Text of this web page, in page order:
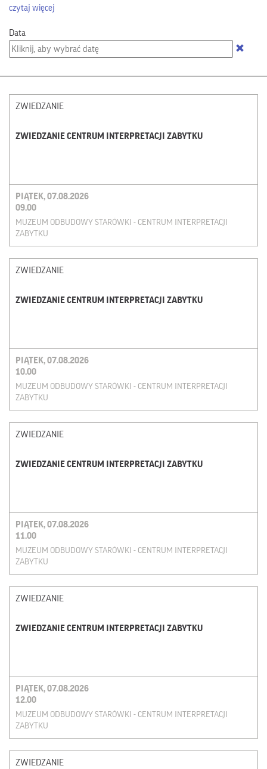
czytaj więcej
Data
ZWIEDZANIE
ZWIEDZANIE CENTRUM INTERPRETACJI ZABYTKU
PIĄTEK, 07.08.2026
09.00
MUZEUM ODBUDOWY STARÓWKI - CENTRUM INTERPRETACJI
ZABYTKU
ZWIEDZANIE
ZWIEDZANIE CENTRUM INTERPRETACJI ZABYTKU
PIĄTEK, 07.08.2026
10.00
MUZEUM ODBUDOWY STARÓWKI - CENTRUM INTERPRETACJI
ZABYTKU
ZWIEDZANIE
ZWIEDZANIE CENTRUM INTERPRETACJI ZABYTKU
PIĄTEK, 07.08.2026
11.00
MUZEUM ODBUDOWY STARÓWKI - CENTRUM INTERPRETACJI
ZABYTKU
ZWIEDZANIE
ZWIEDZANIE CENTRUM INTERPRETACJI ZABYTKU
PIĄTEK, 07.08.2026
12.00
MUZEUM ODBUDOWY STARÓWKI - CENTRUM INTERPRETACJI
ZABYTKU
ZWIEDZANIE